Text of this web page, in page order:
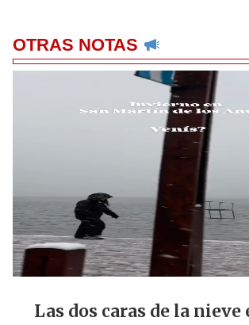
OTRAS NOTAS
Las dos caras de la nieve